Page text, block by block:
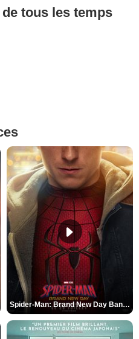
tous les temps
Spider-Man: Brand New Day Bande-annonce VO STFR